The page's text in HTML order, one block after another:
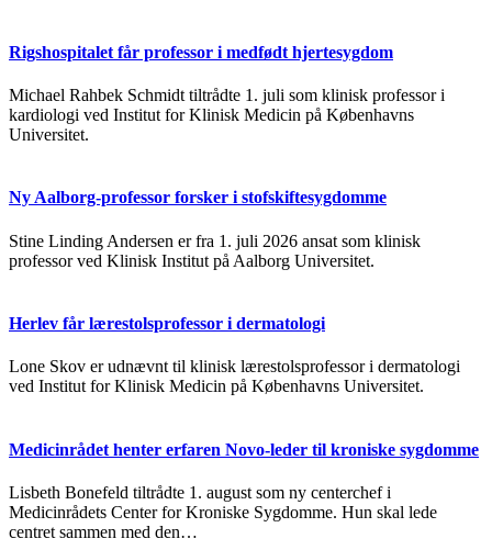
Rigshospitalet får professor i medfødt hjertesygdom
Michael Rahbek Schmidt tiltrådte 1. juli som klinisk professor i
kardiologi ved Institut for Klinisk Medicin på Københavns
Universitet.
Ny Aalborg-professor forsker i stofskiftesygdomme
Stine Linding Andersen er fra 1. juli 2026 ansat som klinisk
professor ved Klinisk Institut på Aalborg Universitet.
Herlev får lærestolsprofessor i dermatologi
Lone Skov er udnævnt til klinisk lærestolsprofessor i dermatologi
ved Institut for Klinisk Medicin på Københavns Universitet.
Medicinrådet henter erfaren Novo-leder til kroniske sygdomme
Lisbeth Bonefeld tiltrådte 1. august som ny centerchef i
Medicinrådets Center for Kroniske Sygdomme. Hun skal lede
centret sammen med den…